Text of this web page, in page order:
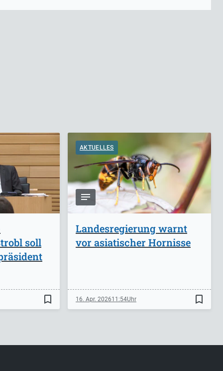
soll
bookmark_border
AKTUELLES
Landesregierung warnt
vor asiatischer Hornisse
16. Apr. 202611:54 bookmark_border